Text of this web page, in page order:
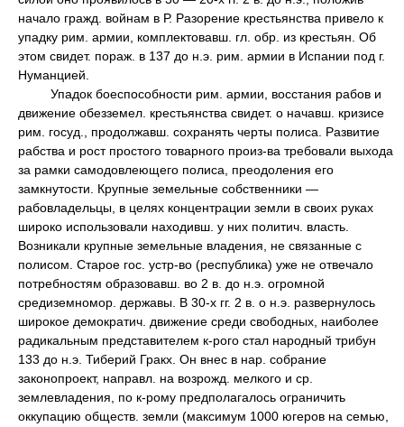
начало гражд. войнам в Р. Разорение крестьянства привело к
упадку рим. армии, комплектовавш. гл. обр. из крестьян. Об
этом свидет. пораж. в 137 до н.э. рим. армии в Испании под г.
Нуманцией.
Упадок боеспособности рим. армии, восстания рабов и
движение обезземел. крестьянства свидет. о начавш. кризисе
рим. госуд., продолжавш. сохранять черты полиса. Развитие
рабства и рост простого товарного произ-ва требовали выхода
за рамки самодовлеющего полиса, преодоления его
замкнутости. Крупные земельные собственники —
рабовладельцы, в целях концентрации земли в своих руках
широко использовали находивш. у них политич. власть.
Возникали крупные земельные владения, не связанные с
полисом. Старое гос. устр-во (республика) уже не отвечало
потребностям образовавш. во 2 в. до н.э. огромной
средиземномор. державы. В 30-х гг. 2 в. о н.э. развернулось
широкое демократич. движение среди свободных, наиболее
радикальным представителем к-рого стал народный трибун
133 до н.э. Тиберий Гракх. Он внес в нар. собрание
законопроект, направл. на возрожд. мелкого и ср.
землевладения, по к-рому предполагалось ограничить
оккупацию обществ. земли (максимум 1000 югеров на семью,